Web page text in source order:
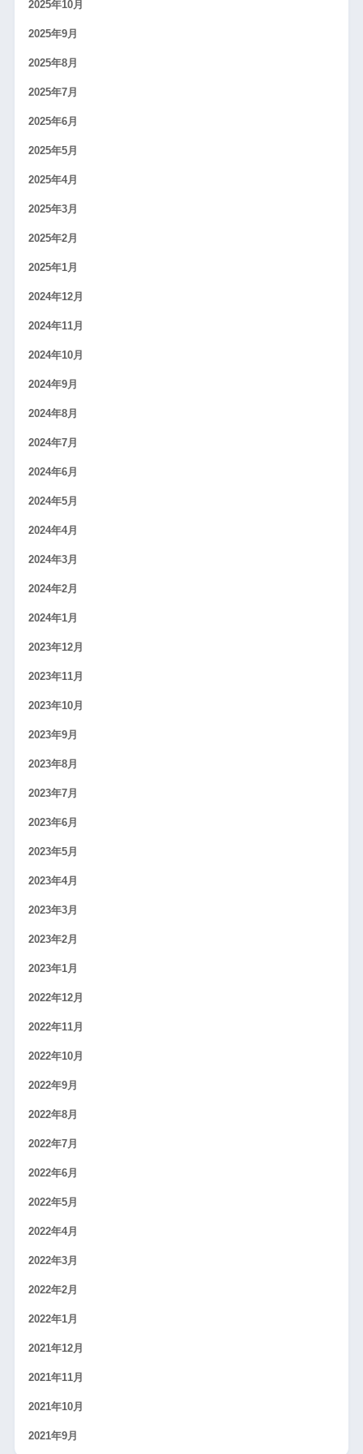
2025年10月
2025年9月
2025年8月
2025年7月
2025年6月
2025年5月
2025年4月
2025年3月
2025年2月
2025年1月
2024年12月
2024年11月
2024年10月
2024年9月
2024年8月
2024年7月
2024年6月
2024年5月
2024年4月
2024年3月
2024年2月
2024年1月
2023年12月
2023年11月
2023年10月
2023年9月
2023年8月
2023年7月
2023年6月
2023年5月
2023年4月
2023年3月
2023年2月
2023年1月
2022年12月
2022年11月
2022年10月
2022年9月
2022年8月
2022年7月
2022年6月
2022年5月
2022年4月
2022年3月
2022年2月
2022年1月
2021年12月
2021年11月
2021年10月
2021年9月